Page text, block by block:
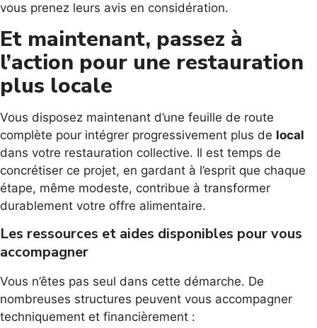
vous prenez leurs avis en considération.
Et maintenant, passez à
l’action pour une restauration
plus locale
Vous disposez maintenant d’une feuille de route
complète pour intégrer progressivement plus de local
dans votre restauration collective. Il est temps de
concrétiser ce projet, en gardant à l’esprit que chaque
étape, même modeste, contribue à transformer
durablement votre offre alimentaire.
Les ressources et aides disponibles pour vous
accompagner
Vous n’êtes pas seul dans cette démarche. De
nombreuses structures peuvent vous accompagner
techniquement et financièrement :